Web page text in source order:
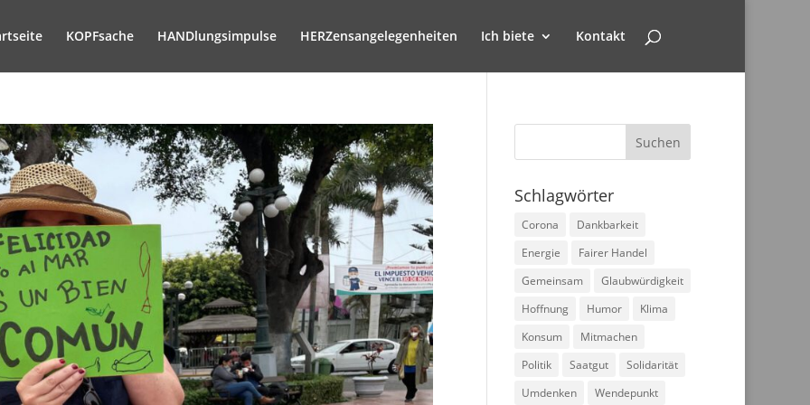
KOPFsache HANDlungsimpulse HERZensangelegenheiten Ich biete Kontakt
Schlagwörter
Corona
Dankbarkeit
Energie
Fairer Handel
Gemeinsam
Glaubwürdigkeit
Hoffnung
Humor
Klima
Konsum
Mitmachen
Politik
Saatgut
Solidarität
Umdenken
Wendepunkt